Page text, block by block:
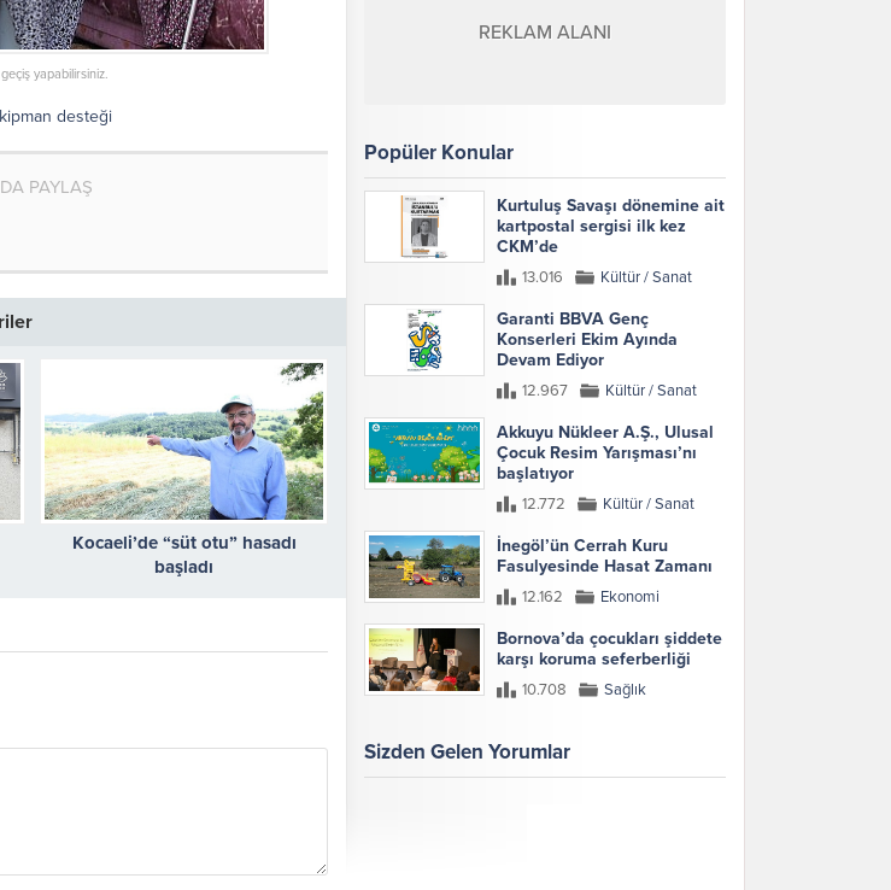
yapabilirsiniz.
desteği
PAYLAŞ
Kocaeli’de “süt otu” hasadı
başladı
REKLAM ALANI
Popüler Konular
Kurtuluş Savaşı dönemine ait
kartpostal sergisi ilk kez
CKM’de
13.016 Kültür / Sanat
Garanti BBVA Genç
Konserleri Ekim Ayında
Devam Ediyor
12.967 Kültür / Sanat
Akkuyu Nükleer A.Ş., Ulusal
Çocuk Resim Yarışması’nı
başlatıyor
12.772 Kültür / Sanat
İnegöl’ün Cerrah Kuru
Fasulyesinde Hasat Zamanı
12.162 Ekonomi
Bornova’da çocukları şiddete
karşı koruma seferberliği
10.708 Sağlık
Sizden Gelen Yorumlar